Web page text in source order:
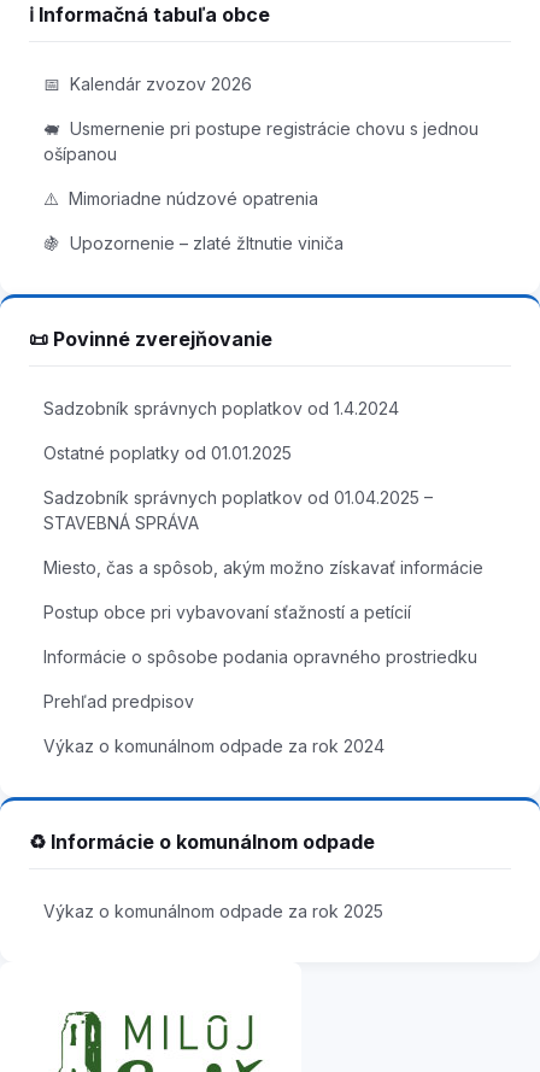
ℹ️ Informačná tabuľa obce
📅 Kalendár zvozov 2026
🐖 Usmernenie pri postupe registrácie chovu s jednou
ošípanou
⚠️ Mimoriadne núdzové opatrenia
🍇 Upozornenie – zlaté žltnutie viniča
📜 Povinné zverejňovanie
Sadzobník správnych poplatkov od 1.4.2024
Ostatné poplatky od 01.01.2025
Sadzobník správnych poplatkov od 01.04.2025 –
STAVEBNÁ SPRÁVA
Miesto, čas a spôsob, akým možno získavať informácie
Postup obce pri vybavovaní sťažností a petícií
Informácie o spôsobe podania opravného prostriedku
Prehľad predpisov
Výkaz o komunálnom odpade za rok 2024
♻️ Informácie o komunálnom odpade
Výkaz o komunálnom odpade za rok 2025